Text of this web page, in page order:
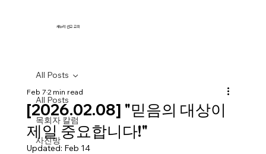
새누리 선교 교회
All Posts
목회자 칼럼
사진방
All Posts
[2026.02.08] "믿음의 대상이
제일 중요합니다!"
Feb 72 min read
Updated: Feb 14